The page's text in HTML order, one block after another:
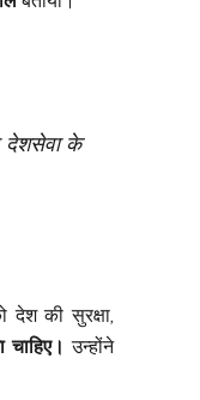
देशसेवा के
की सुरक्षा,
चाहिए। उन्होंने